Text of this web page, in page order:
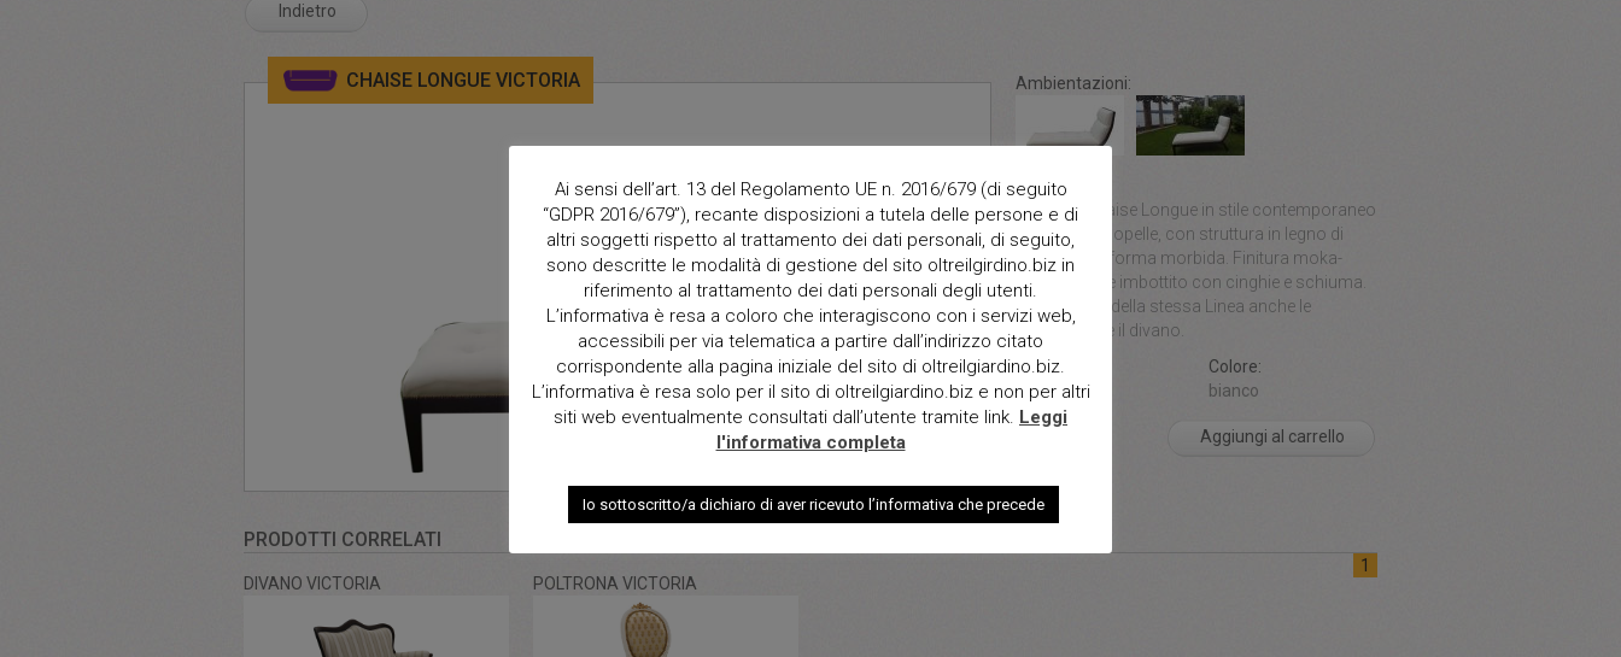
Indietro
CHAISE LONGUE VICTORIA Ambientazioni:
Descrizione:
Comoda chaise Longue in stile contemporaneo
rivestita in ecopelle, con struttura in legno di
faggio dalla forma morbida. Finitura moka-
wenge; sedile imbottito con cinghie e schiuma.
Fanno parte della stessa Linea anche le
poltroncine e il divano.
Dimensioni:
151x65 cm
Colore:
bianco
Aggiungi al carrello
PRODOTTI CORRELATI
1
DIVANO VICTORIA
POLTRONA VICTORIA
Ai sensi dell’art. 13 del Regolamento UE n. 2016/679 (di seguito
“GDPR 2016/679”), recante disposizioni a tutela delle persone e di
altri soggetti rispetto al trattamento dei dati personali, di seguito,
sono descritte le modalità di gestione del sito oltreilgirdino.biz in
riferimento al trattamento dei dati personali degli utenti.
L’informativa è resa a coloro che interagiscono con i servizi web,
accessibili per via telematica a partire dall’indirizzo citato
corrispondente alla pagina iniziale del sito di oltreilgiardino.biz.
L’informativa è resa solo per il sito di oltreilgiardino.biz e non per altri
siti web eventualmente consultati dall’utente tramite link. Leggi
l'informativa completa
Io sottoscritto/a dichiaro di aver ricevuto l’informativa che precede